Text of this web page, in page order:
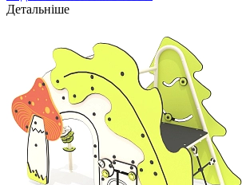
Детальніше